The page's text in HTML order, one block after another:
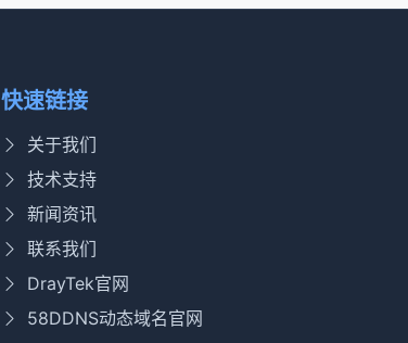
快速链接
关于我们
技术支持
新闻资讯
联系我们
DrayTek官网
58DDNS动态域名官网